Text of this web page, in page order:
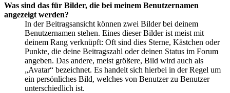
Was sind das für Bilder, die bei meinem Benutzernamen
angezeigt werden?
In der Beitragsansicht können zwei Bilder bei deinem
Benutzernamen stehen. Eines dieser Bilder ist meist mit
deinem Rang verknüpft: Oft sind dies Sterne, Kästchen oder
Punkte, die deine Beitragszahl oder deinen Status im Forum
angeben. Das andere, meist größere, Bild wird auch als
„Avatar“ bezeichnet. Es handelt sich hierbei in der Regel um
ein persönliches Bild, welches von Benutzer zu Benutzer
unterschiedlich ist.